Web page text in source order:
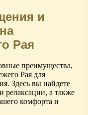
и
Рая
преимущества,
Рая для
Здесь вы найдете
релаксации, а также
комфорта и